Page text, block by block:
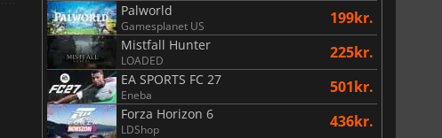
74kr. 169
Palworld
Gamesplanet US 199kr.
Mistfall Hunter
LOADED 225kr.
EA SPORTS FC 27
Eneba 501kr.
Forza Horizon 6
LDShop 436kr.